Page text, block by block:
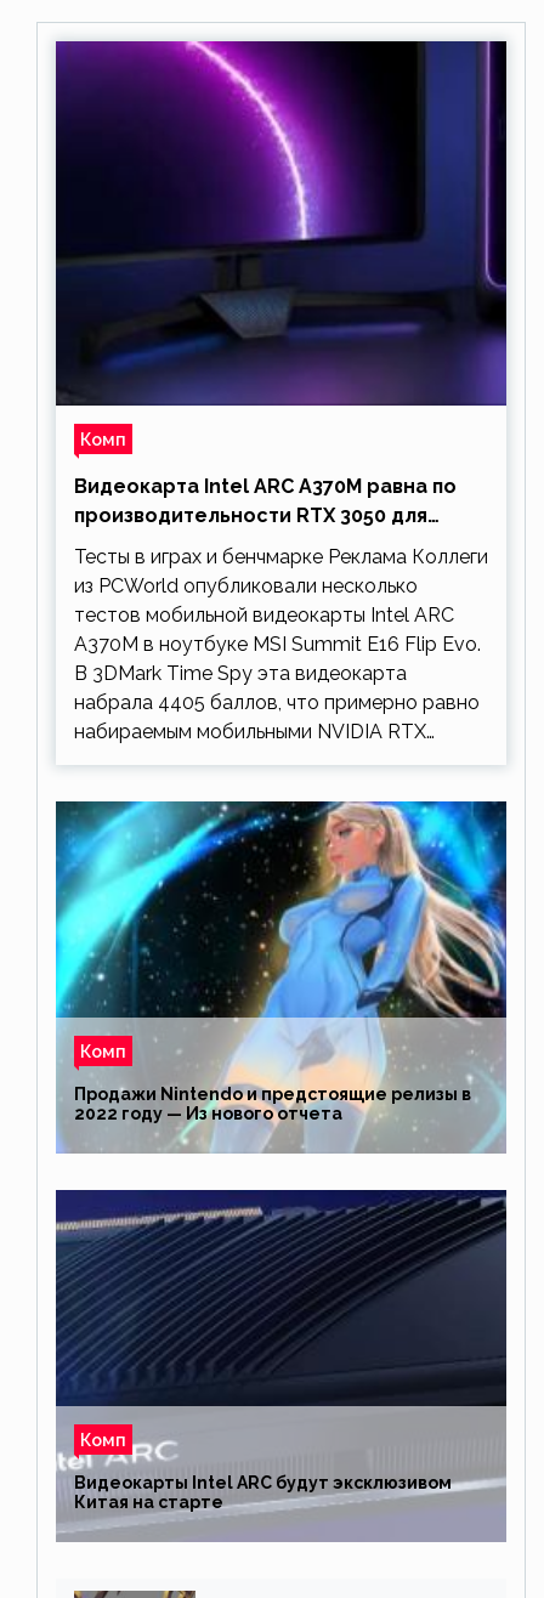
Комп
Видеокарта Intel ARC A370M равна по
производительности RTX 3050 для
ноутбуков
Тесты в играх и бенчмарке Реклама Коллеги
из PCWorld опубликовали несколько
тестов мобильной видеокарты Intel ARC
A370M в ноутбуке MSI Summit E16 Flip Evo.
В 3DMark Time Spy эта видеокарта
набрала 4405 баллов, что примерно равно
набираемым мобильными NVIDIA RTX…
Комп
Продажи Nintendo и предстоящие релизы в
2022 году — Из нового отчета
Комп
Видеокарты Intel ARC будут эксклюзивом
Китая на старте